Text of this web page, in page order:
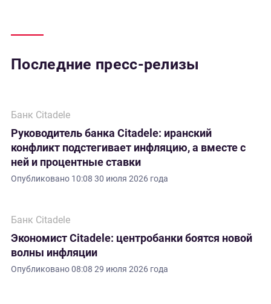
Последние пресс-релизы
Банк Citadele
Руководитель банка Citadele: иранский
конфликт подстегивает инфляцию, а вместе с
ней и процентные ставки
Опубликовано 10:08 30 июля 2026 года
Банк Citadele
Экономист Citadele: центробанки боятся новой
волны инфляции
Опубликовано08:08 29 июля 2026 года